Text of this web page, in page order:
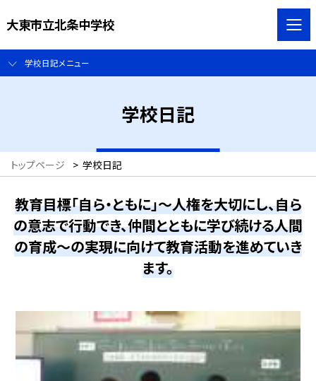
大東市立北条中学校
学校日記メニュー
学校日記
トップページ > 学校日記
教育目標「自ら・ともに」～人権を大切にし、自ら
の意志で行動でき、仲間とともに学び続ける人間
の育成～の実現に向けて教育活動を進めていき
ます。